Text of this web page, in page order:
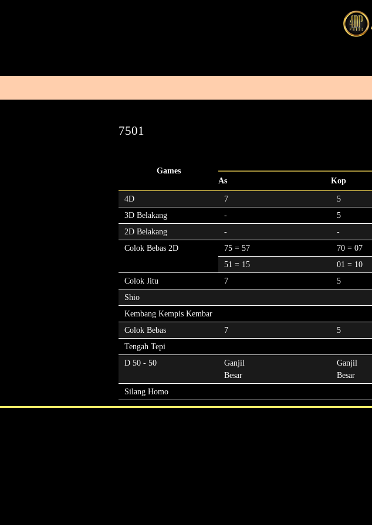
7501
Games
As Kop
4D 7 5
3D Belakang
- 5
2D Belakang
- -
Colok Bebas 2D
75 = 57 70 = 07
51 = 15
01 = 10
Colok Jitu
7 5
Shio
Kembang Kempis Kembar
Colok Bebas
7 5
Tengah Tepi
D 50 - 50
Ganjil
Besar
Ganjil
Besar
Silang Homo